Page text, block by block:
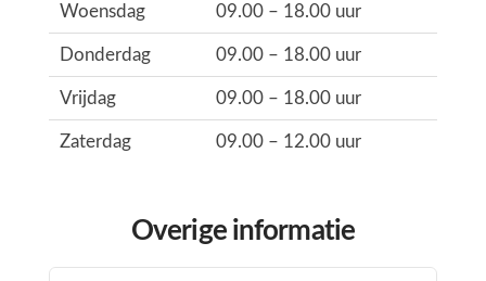
Woensdag 09.00 – 18.00 uur
Donderdag 09.00 – 18.00 uur
Vrijdag 09.00 – 18.00 uur
Zaterdag 09.00 – 12.00 uur
Overige informatie